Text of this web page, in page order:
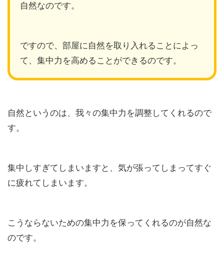
自然なのです。
ですので、 部屋に自然を取り入れることによっ
て、集中力を高めることができるのです。
自然というのは、我々の集中力を調整してくれるので
す。
集中しすぎてしまいますと、気が張ってしまってすぐ
に疲れてしまいます。
こうならないための集中力を保ってくれるのが自然な
のです。